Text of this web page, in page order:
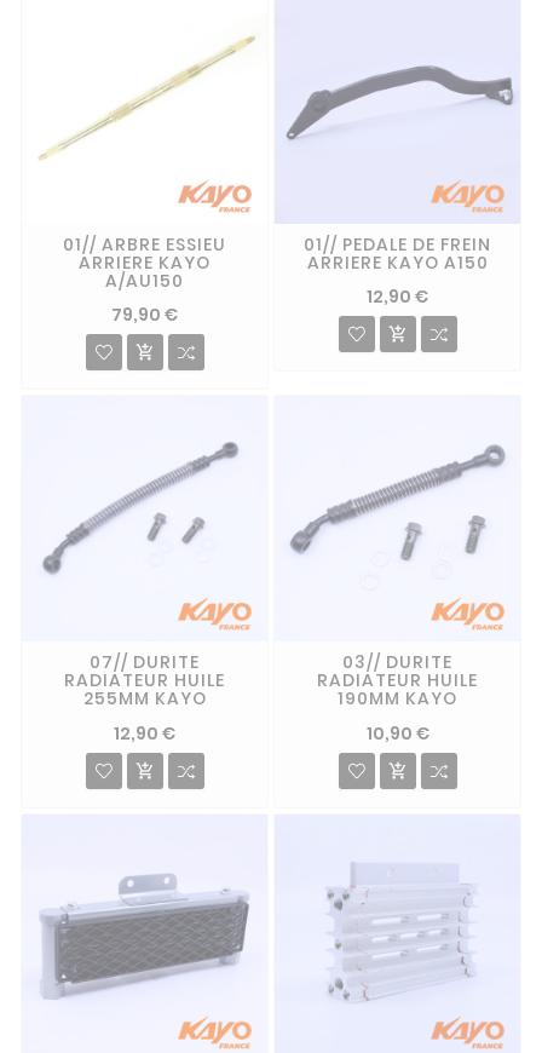
01// ARBRE ESSIEU
ARRIERE KAYO
A/AU150
79,90 €

01// PEDALE DE FREIN
ARRIERE KAYO A150
12,90 €

07// DURITE
RADIATEUR HUILE
255MM KAYO
12,90 €

03// DURITE
RADIATEUR HUILE
190MM KAYO
10,90 €
